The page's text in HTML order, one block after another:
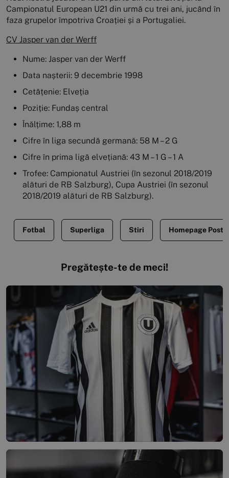
Campionatul European U21 din urmă cu trei ani, jucând în
faza grupelor împotriva Croației și a Portugaliei.
CV Jasper van der Werff
Nume: Jasper van der Werff
Data nașterii: 9 decembrie 1998
Cetățenie: Elveția
Poziție: Fundaș central
Înălțime: 1,88 m
Cifre în liga secundă germană: 58 M – 2 G
Cifre în prima ligă elvețiană: 43 M – 1 G – 1 A
Trofee: Campionatul Austriei (în sezonul 2018/2019
alături de RB Salzburg), Cupa Austriei (în sezonul
2018/2019 alături de RB Salzburg).
Fotbal Superliga Stiri Homepage Posts
Pregătește-te de meci!